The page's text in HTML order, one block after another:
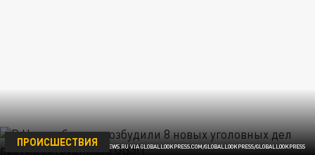
ФОТО: BULKIN SERGEY/NEWS.RU VIA GLOBALLOOKPRESS.COM/GLOBALLOOKPRESS/GLOBALLOOKPRESS
ПРОИСШЕСТВИЯ